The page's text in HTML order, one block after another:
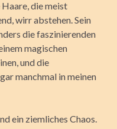
die meist
wirr abstehen. Sein
die faszinierenden
magischen
und die
manchmal in meinen
ein ziemliches Chaos.